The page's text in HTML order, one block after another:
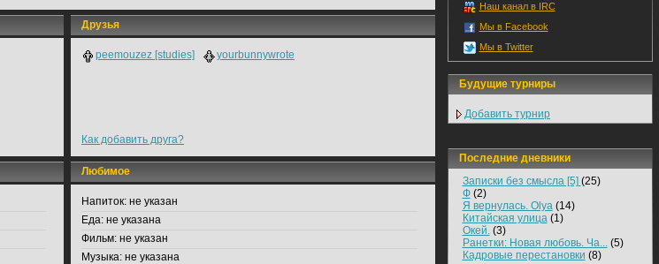
Друзья
peemouzez [studies] yourbunnywrote
Как добавить друга?
Любимое
Напиток: не указан
Еда: не указана
Фильм: не указан
Музыка: не указана
Наш канал в IRC
Мы в Facebook
Мы в Twitter
Будущие турниры
Добавить турнир
Последние дневники
Записки без смысла [5] (25)
Ф(2)
Я вернулась. Olya(14)
Китайская улица(1)
Окей.(3)
Ранетки: Новая любовь. Ча...(5)
Кадровые перестановки (8)